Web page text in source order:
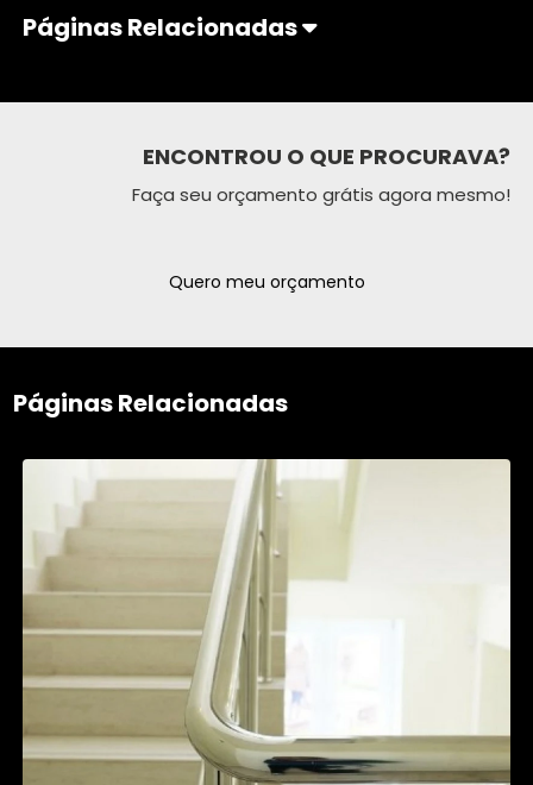
Páginas Relacionadas
ENCONTROU O QUE PROCURAVA?
Faça seu orçamento grátis agora mesmo!
Quero meu orçamento
Páginas Relacionadas